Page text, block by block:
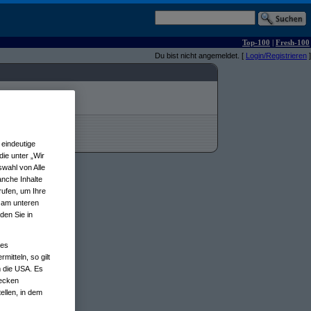
Top-100 | Fresh-100
Du bist nicht angemeldet. [ Login/Registrieren ]
unter „Wir
von Alle
Inhalte
um Ihre
unteren
Sie in
so gilt
die USA. Es
in dem